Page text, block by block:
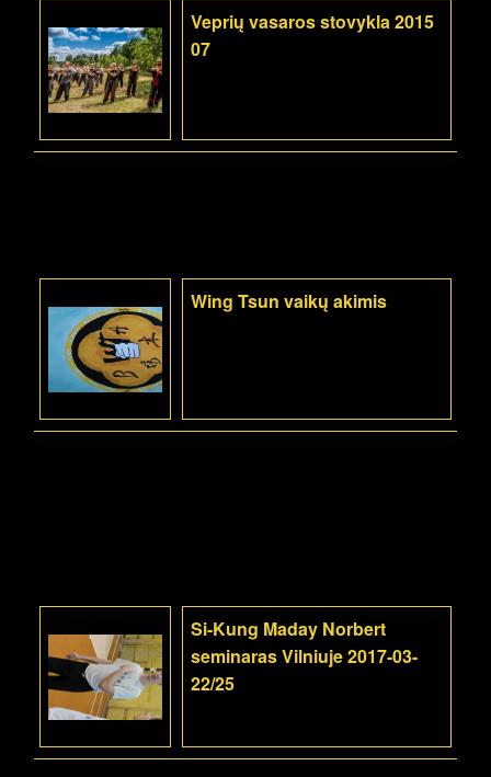
Veprių vasaros stovykla 2015
07
Wing Tsun vaikų akimis
Si-Kung Maday Norbert
seminaras Vilniuje 2017-03-
22/25